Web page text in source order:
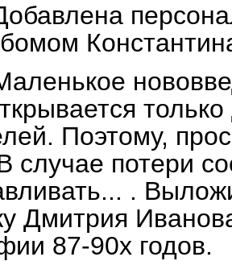
Поэтому,
случае потери
.
Дмитрия
87-90х годов.